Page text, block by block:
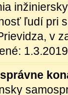
ľudí pri
v
1.3.2019